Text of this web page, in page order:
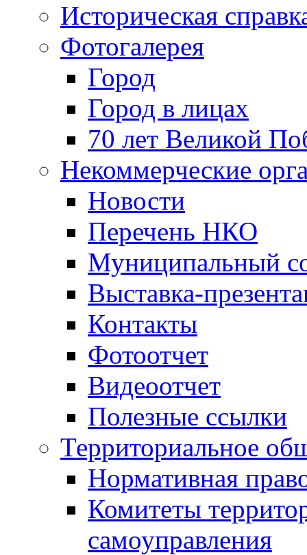
Историческая
Фотогалерея
Город
Город в лицах
70 лет Великой
Некоммерческие
Новости
Перечень НКО
Муниципальный
Выставка-
Контакты
Фотоотчет
Видеоотчет
Полезные ссылки
Территориальное
Нормативная
Комитеты
самоуправления